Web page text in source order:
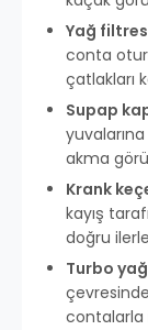
Yağ
conta
çatlakları
Supap
akma
Krank
kayış
doğru
Turbo
contalarla